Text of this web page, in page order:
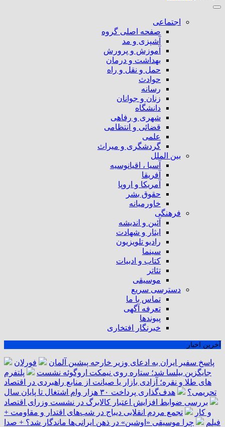
اجتماعی
صفحه اصلی گروه
آشپزی و مد
آموزش و پرورش
بهداشت و درمان
حمل و نقل و راه
حوادث
رسانه
زنان و جوانان
دانشگاه
شهری و رفاهی
قضائی و انتظامی
علمی
گردشگری و میراث
بین الملل
آسیا ، اقیانوسیه
آفریقا
آمریکا و اروپا
حقوق بشر
خاورمیانه
فرهنگی
آئین و اندیشه
ایثار و شهادت
رادیو تلویزیون
سینما
کتاب و ادبیات
تئاتر
موسیقی
دسترسی سریع
تماس با ما
تعرفه آگهی
پیوندها
خبرنگار افتخاری
آخرین اخبار
پاسخ سفیر ایران به ادعای وزیر خارجه پیشین آلمان
فورلان
جایگزین بیلسا شد؛ ستاره روی نیمکت اروگوئه نشست
پلتفرم
‌های طلا و نقره؛ آزادی بازار یا صیانت از منابع راهبردی در اقتصاد
تحریمی؟
هدف‌گذاری پرداخت ۳۰ هزار وام اشتغال تا پایان سال
بررسی ضوابط افزایش اعتبار کالابرگ در نشست وزرای اقتصاد
و کار
تجمع مردم انقلابی دیباج در شب‌های اقتدار و مقاومت +
فیلم
چرا موسیقی «اوشین» در ذهن ایرانی‌ها ماندگار شد؟ + صدا